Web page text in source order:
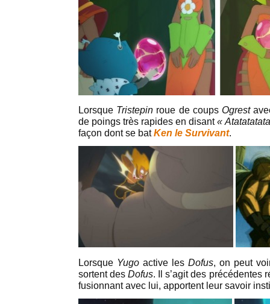
Lorsque Tristepin roue de coupsOgrest
de poings très rapides en disant«
façon dont se batKen le Survivant.
Lorsque Yugo active les Dofus, on peut
sortent desDofus. Il s’agit des précédentes
fusionnant avec lui, apportent leur savoir